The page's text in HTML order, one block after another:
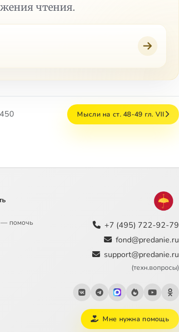
чтения.
Мысли на ст. 48-49 гл. VII
— помочь
+7 (495) 722-92-79
fond@predanie.ru
support@predanie.ru
(техн.вопросы)
Мне нужна помощь